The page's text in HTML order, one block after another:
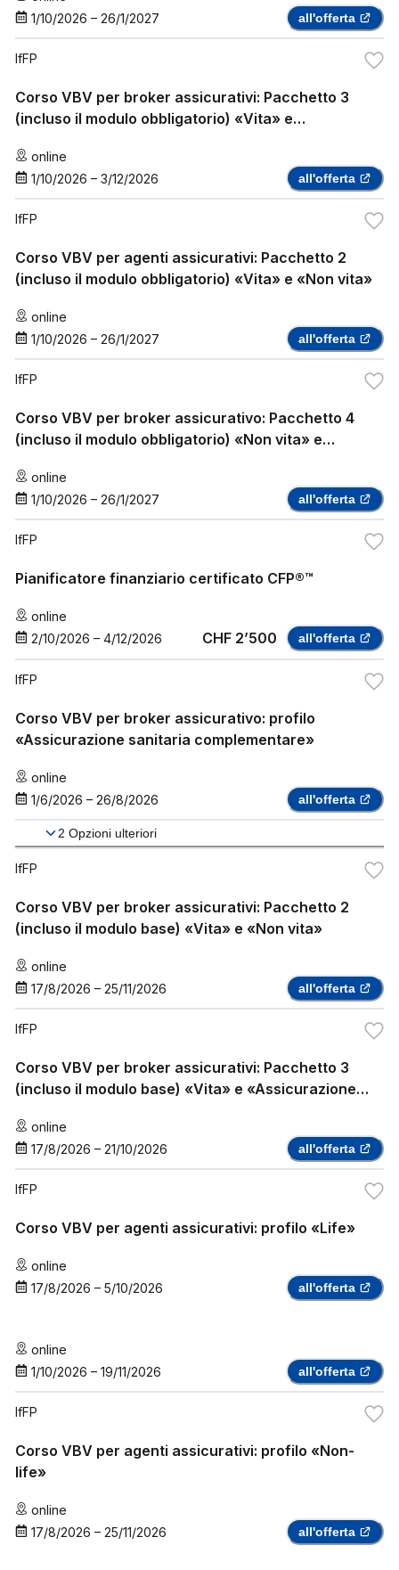
1/10/2026 – 26/1/2027 all'offerta
IfFP
Corso VBV per broker assicurativi: Pacchetto 3
(incluso il modulo obbligatorio) «Vita» e
online
1/10/2026 – 3/12/2026 all'offerta
IfFP
Corso VBV per agenti assicurativi: Pacchetto 2
(incluso il modulo obbligatorio) «Vita» e «Non vita»
online
1/10/2026 – 26/1/2027 all'offerta
IfFP
Corso VBV per broker assicurativo: Pacchetto 4
(incluso il modulo obbligatorio) «Non vita» e
online
1/10/2026 – 26/1/2027 all'offerta
IfFP
Pianificatore finanziario certificato CFP®™
online
2/10/2026 – 4/12/2026 CHF 2’500 all'offerta
IfFP
Corso VBV per broker assicurativo: profilo
«Assicurazione sanitaria complementare»
online
1/6/2026 – 26/8/2026 all'offerta
2 Opzioni ulteriori
IfFP
Corso VBV per broker assicurativi: Pacchetto 2
(incluso il modulo base) «Vita» e «Non vita»
online
17/8/2026 – 25/11/2026 all'offerta
IfFP
Corso VBV per broker assicurativi: Pacchetto 3
(incluso il modulo base) «Vita» e «Assicurazione
online
17/8/2026 – 21/10/2026 all'offerta
IfFP
Corso VBV per agenti assicurativi: profilo «Life»
online
17/8/2026 – 5/10/2026 all'offerta
online
1/10/2026 – 19/11/2026 all'offerta
IfFP
Corso VBV per agenti assicurativi: profilo «Non-
life»
online
17/8/2026 – 25/11/2026 all'offerta